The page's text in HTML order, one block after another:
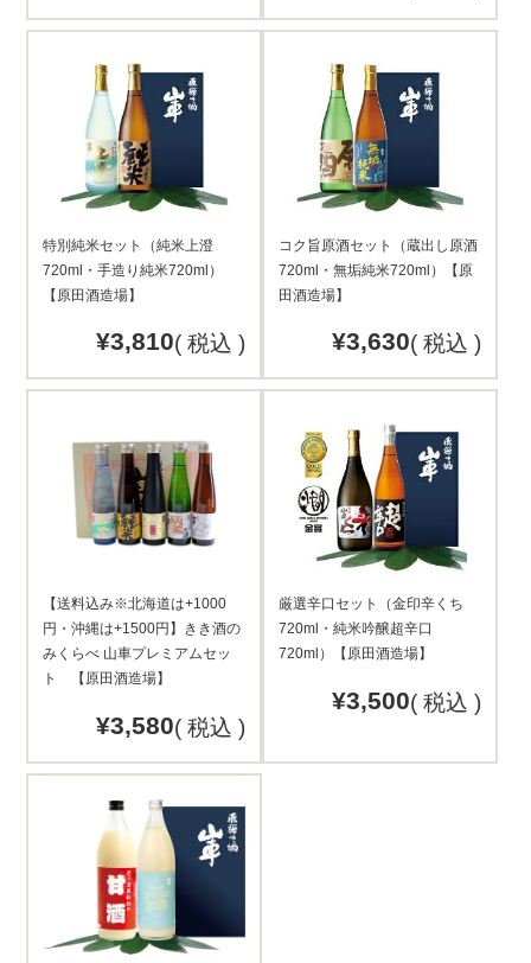
特別純米セット（純米上澄
720ml・手造り純米720ml）
【原田酒造場】
¥3,810 税込
コク旨原酒セット（蔵出し原酒
720ml・無垢純米720ml）【原
田酒造場】
¥3,630 税込
【送料込み※北海道は+1000
円・沖縄は+1500円】きき酒の
みくらべ 山車プレミアムセッ
ト 【原田酒造場】
¥3,580 税込
厳選辛口セット（金印辛くち
720ml・純米吟醸超辛口
720ml）【原田酒造場】
¥3,500 税込